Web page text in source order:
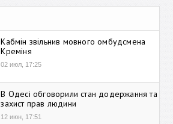
Кабмін звільнив мовного омбудсмена
Креміня
02 июл, 17:25
В Одесі обговорили стан додержання та
захист прав людини
12 июн, 17:51